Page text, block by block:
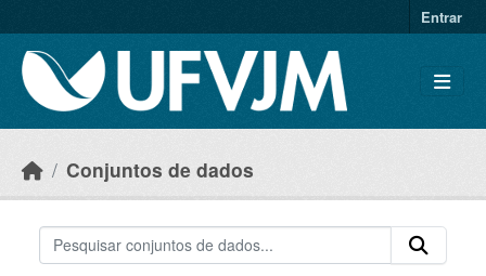
Entrar
Conjuntos de dados